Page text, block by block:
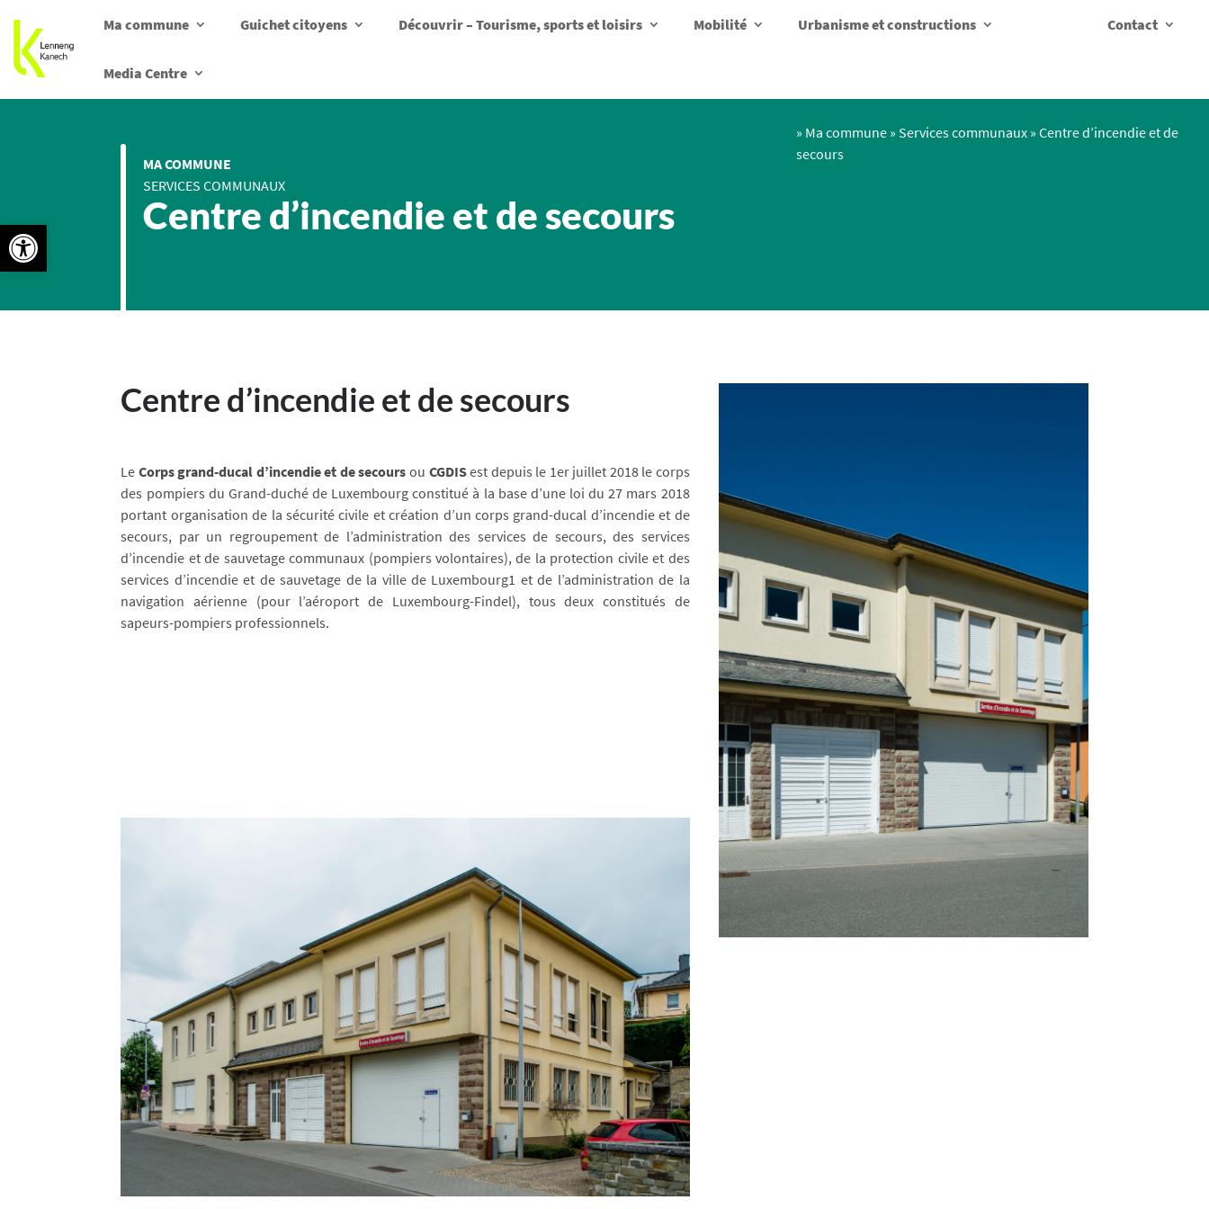
Ma commune Guichet citoyens Découvrir – Tourisme, sports et loisirs Mobilité Urbanisme et constructions Contact
Media Centre
MA COMMUNE
SERVICES COMMUNAUX
Centre d’incendie et de secours
» Ma commune » Services communaux » Centre d’incendie et de
secours
Centre d’incendie et de secours
Le Corps grand-ducal d’incendie et de secours ou CGDISest depuis le 1er juillet 2018 le corps
des pompiers du Grand-duché de Luxembourg constitué à la base d’une loi du 27 mars 2018
portant organisation de la sécurité civile et création d’un corps grand-ducal d’incendie et de
secours, par un regroupement de l’administration des services de secours, des services
d’incendie et de sauvetage communaux (pompiers volontaires), de la protection civile et des
services d’incendie et de sauvetage de la ville de Luxembourg1 et de l’administration de la
navigation aérienne (pour l’aéroport de Luxembourg-Findel), tous deux constitués de
sapeurs-pompiers professionnels.
Ouvrir la barre d’outils